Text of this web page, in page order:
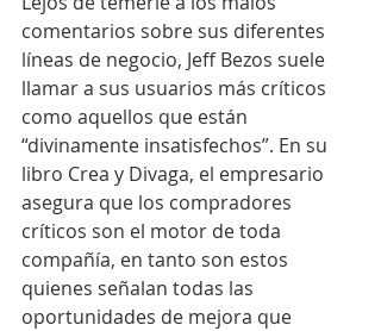
comentarios sobre sus diferentes
líneas de negocio, Jeff Bezos suele
llamar a sus usuarios más críticos
como aquellos que están
“divinamente insatisfechos”. En su
libro Crea y Divaga, el empresario
asegura que los compradores
críticos son el motor de toda
compañía, en tanto son estos
quienes señalan todas las
oportunidades de mejora que